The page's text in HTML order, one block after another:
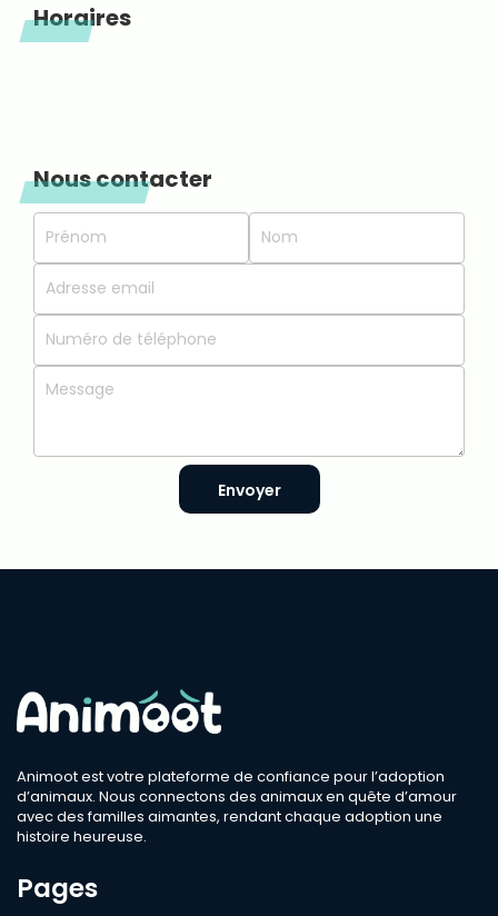
Horaires
Nous contacter
Envoyer
Animoot est votre plateforme de confiance pour l’adoption
d’animaux. Nous connectons des animaux en quête d’amour
avec des familles aimantes, rendant chaque adoption une
histoire heureuse.
Pages